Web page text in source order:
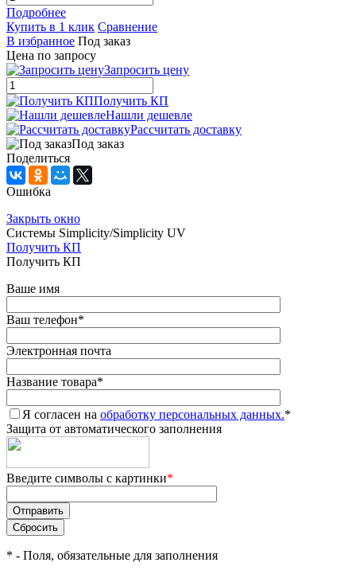
Подробнее
Купить в 1 клик Сравнение
В избранное Под заказ
Цена по запросу
Запросить цену
Получить КП
Нашли дешевле
Рассчитать доставку
Под заказ
Поделиться
Ошибка
Закрыть окно
Системы Simplicity/Simplicity UV
Получить КП
Получить КП
Ваше имя
Ваш телефон*
Электронная почта
Название товара*
Я согласен на обработку персональных данных.*
Защита от автоматического заполнения
Введите символы с картинки*
* - Поля, обязательные для заполнения